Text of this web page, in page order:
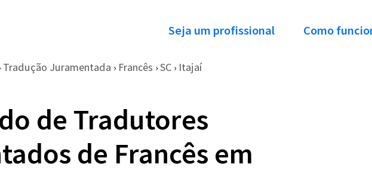
Seja um profissional Como
Tradução Juramentada › Francês › SC › Itajaí
de Tradutores
de Francês em